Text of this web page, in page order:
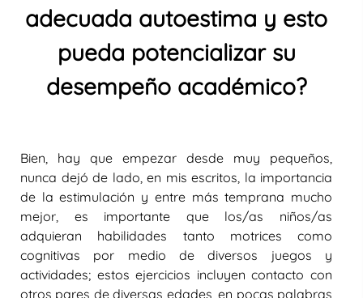
adecuada autoestima y esto
pueda potencializar su
desempeño académico?
Bien, hay que empezar desde muy pequeños,
nunca dejó de lado, en mis escritos, la importancia
de la estimulación y entre más temprana mucho
mejor, es importante que los/as niños/as
adquieran habilidades tanto motrices como
cognitivas por medio de diversos juegos y
actividades; estos ejercicios incluyen contacto con
otros pares de diversas edades, en pocas palabras